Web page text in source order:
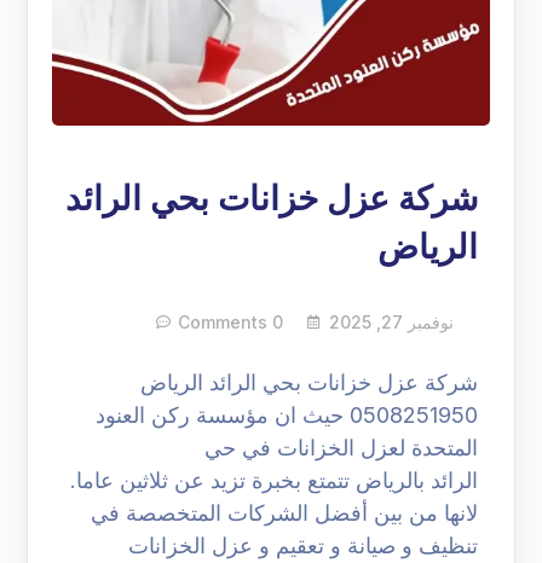
شركة عزل خزانات بحي الرائد
الرياض
نوفمبر 27, 2025 0 Comments
شركة عزل خزانات بحي الرائد الرياض
0508251950 حيث ان مؤسسة ركن العنود
المتحدة لعزل الخزانات في حي
الرائد بالرياض تتمتع بخبرة تزيد عن ثلاثين عاما.
لانها من بين أفضل الشركات المتخصصة في
تنظيف و صيانة و تعقيم و عزل الخزانات